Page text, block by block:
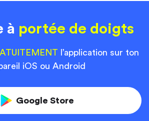
à portée de doigts
l’application sur ton
iOS ou Android
Google Store